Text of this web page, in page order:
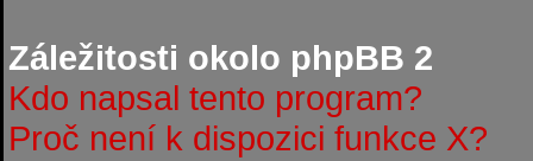
Záležitosti okolo phpBB 2
Kdo napsal tento program?
Proč není k dispozici funkce X?